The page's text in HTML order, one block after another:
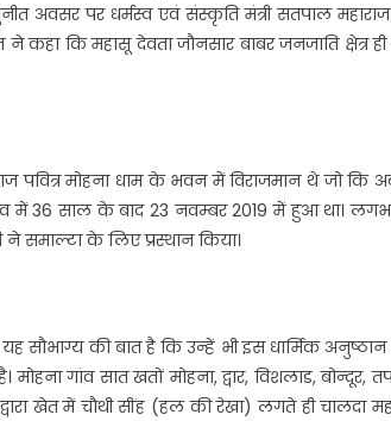
अवसर पर धर्मस्व एवं संस्कृति मंत्री सतपाल
कि महासू देवता जौनसार बाबर जनजाति क्षेत्र
पवित्र मोहना धाम के भवन में विराजमान थे जो
में 36 साल के बाद 23 नवम्बर 2019 में हुआ था।
ने समाल्टा के लिए प्रस्थान किया।
सौभाग्य की बात है कि उन्हें भी इस धार्मिक
मोहना गांव सात खतों मोहना, द्वार, विशलाड,
खेत में चौथी सींह (हल की रेखा) लगते ही चालदा